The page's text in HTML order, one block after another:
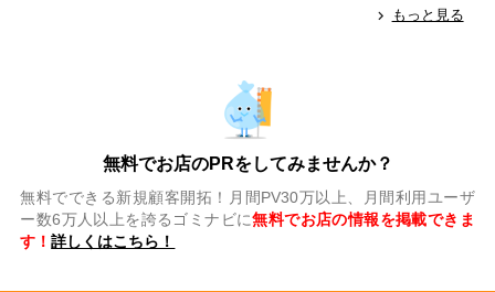
もっと見る
無料でお店のPRをしてみませんか？
無料でできる新規顧客開拓！月間PV30万以上、月間利用ユーザ
ー数6万人以上を誇るゴミナビに無料でお店の情報を掲載できま
す！詳しくはこちら！